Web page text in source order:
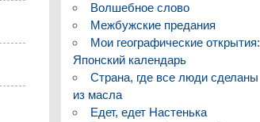
Волшебное слово
Межбужские предания
Мои географические открытия:
Японский календарь
Страна, где все люди сделаны
из масла
Едет, едет Настенька